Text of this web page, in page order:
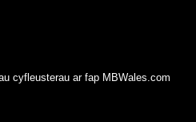
cyfleusterau ar fap MBWales.com